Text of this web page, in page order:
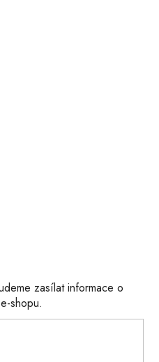
zasílat informace o
shopu.